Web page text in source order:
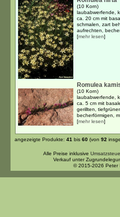
(10 Korn)
laubabwerfende,
ca. 20 cm mit
schmalen, zart
aufrechten,
[mehr lesen]
Romulea
(10 Korn)
laubabwerfende,
ca. 5 cm mit
gerillten,
becherförmigen,
[mehr lesen]
angezeigte Produkte: 41 bis 60 (von 92
Alle Preise inklusive
Verkauf unter
© 2015-2026 Peter